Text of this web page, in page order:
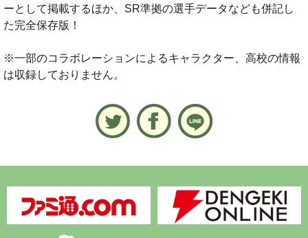
ーとして掲載するほか、SR準拠の選手データなども併記し
た完全保存版！
※一部のコラボレーションによるキャラクター、高校の情報
は収録しておりません。